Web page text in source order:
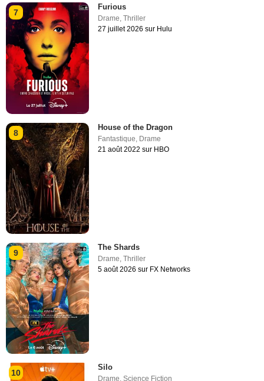
7
Furious
Drame,Thriller
27 juillet 2026 sur Hulu
8
House of the Dragon
Fantastique Drame
21 août 2022 sur HBO
9
The Shards
Drame,Thriller
5 août 2026 sur FX Networks
10
Silo
Drame,Science Fiction